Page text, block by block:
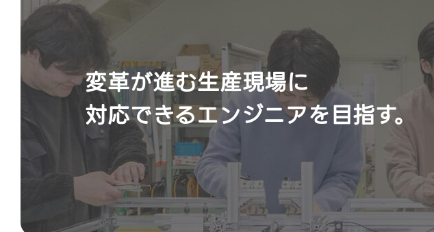
変革が進む生産現場に
対応できるエンジニアを目指す。